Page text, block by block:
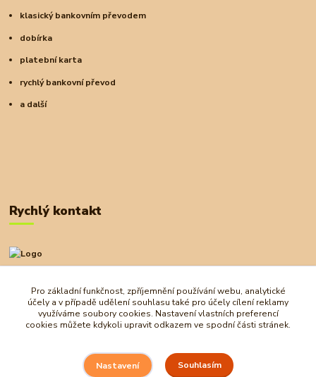
klasický bankovním převodem
dobírka
platební karta
rychlý bankovní převod
a další
Rychlý kontakt
+420 727 972 830
obchod@ostrovherahlavolamu.cz
Pro základní funkčnost, zpříjemnění používání webu, analytické
účely a v případě udělení souhlasu také pro účely cílení reklamy
využíváme soubory cookies. Nastavení vlastních preferencí
cookies můžete kdykoli upravit odkazem ve spodní části stránek.
Nastavení Souhlasím